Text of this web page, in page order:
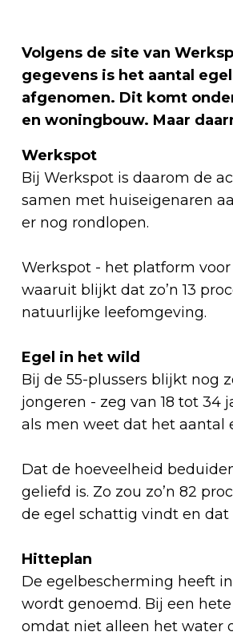
Volgens de site van
gegevens is het aantal
afgenomen. Dit komt
en woningbouw. Maar
Werkspot
Bij Werkspot is daarom de
samen met huiseigenaren
er nog rondlopen.
Werkspot - het platform
waaruit blijkt dat zo’n 13
natuurlijke leefomgeving.
Egel in het wild
Bij de 55-plussers blijkt nog
jongeren - zeg van 18 tot 34
als men weet dat het aantal
Dat de hoeveelheid
geliefd is. Zo zou zo’n 82
de egel schattig vindt en
Hitteplan
De egelbescherming heeft
wordt genoemd. Bij een
omdat niet alleen het water